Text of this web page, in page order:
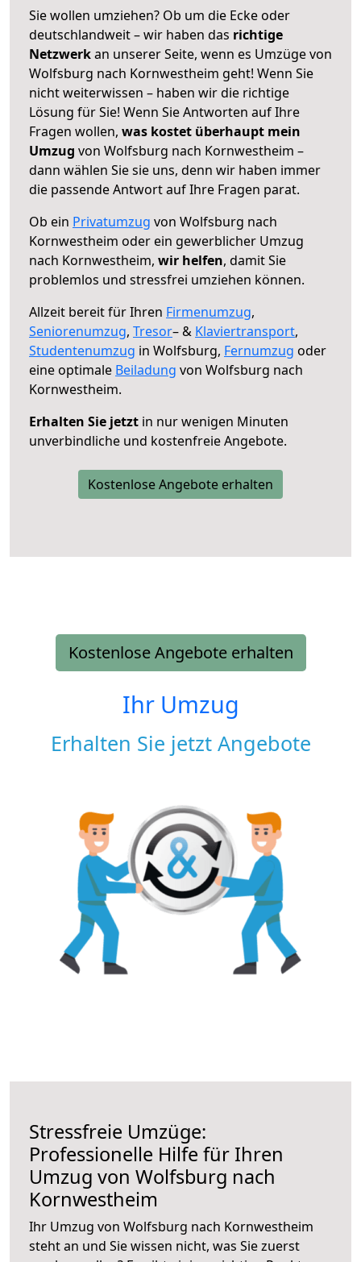
Sie wollen umziehen? Ob um die Ecke oder
deutschlandweit – wir haben das richtige
Netzwerkan unserer Seite, wenn es Umzüge von
Wolfsburg nach Kornwestheim geht! Wenn Sie
nicht weiterwissen – haben wir die richtige
Lösung für Sie! Wenn Sie Antworten auf Ihre
Fragen wollen, was kostet überhaupt mein
Umzug von Wolfsburg nach Kornwestheim –
dann wählen Sie sie uns, denn wir haben immer
die passende Antwort auf Ihre Fragen parat.
Ob ein Privatumzug von Wolfsburg nach
Kornwestheim oder ein gewerblicher Umzug
nach Kornwestheim, wir helfen, damit Sie
problemlos und stressfrei umziehen können.
Allzeit bereit für Ihren Firmenumzug,
Seniorenumzug, Tresor– & Klaviertransport,
Studentenumzug in Wolfsburg, Fernumzug oder
eine optimale Beiladung von Wolfsburg nach
Kornwestheim.
Erhalten Sie jetzt in nur wenigen Minuten
unverbindliche und kostenfreie Angebote.
Kostenlose Angebote erhalten
Kostenlose Angebote erhalten
Ihr Umzug
Erhalten Sie jetzt Angebote
Stressfreie Umzüge:
Professionelle Hilfe für Ihren
Umzug von Wolfsburg nach
Kornwestheim
Ihr Umzug von Wolfsburg nach Kornwestheim
steht an und Sie wissen nicht, was Sie zuerst